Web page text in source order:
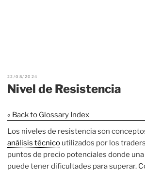
22/08/2024
Nivel de Resistencia
« Back to Glossary Index
Los niveles de resistencia son
análisis técnico utilizados por los
puntos de precio potenciales donde una
puede tener dificultades para superar.